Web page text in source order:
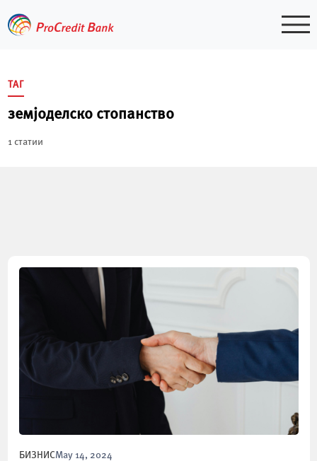
to
content
ТАГ
земјоделско стопанство
1 статии
БИЗНИСMay 14, 2024